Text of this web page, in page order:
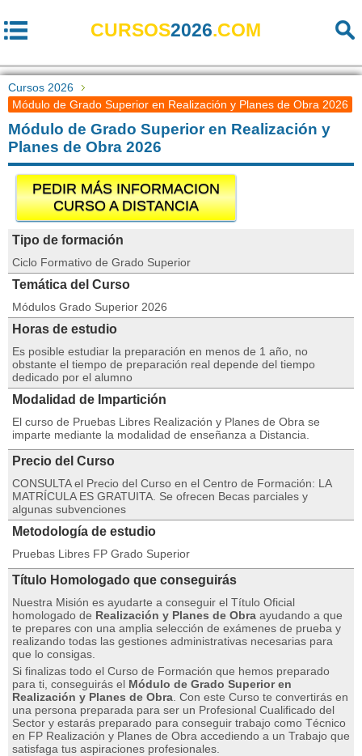
CURSOS2026.COM
Cursos 2026
Módulo de Grado Superior en Realización y Planes de Obra 2026
Módulo de Grado Superior en Realización y
Planes de Obra 2026
PEDIR MÁS INFORMACION
CURSO A DISTANCIA
Tipo de formación
Ciclo Formativo de Grado Superior
Temática del Curso
Módulos Grado Superior 2026
Horas de estudio
Es posible estudiar la preparación en menos de 1 año, no
obstante el tiempo de preparación real depende del tiempo
dedicado por el alumno
Modalidad de Impartición
El curso de Pruebas Libres Realización y Planes de Obra se
imparte mediante la modalidad de enseñanza a Distancia.
Precio del Curso
CONSULTA el Precio del Curso en el Centro de Formación: LA
MATRÍCULA ES GRATUITA. Se ofrecen Becas parciales y
algunas subvenciones
Metodología de estudio
Pruebas Libres FP Grado Superior
Título Homologado que conseguirás
Nuestra Misión es ayudarte a conseguir el Título Oficial
homologado de Realización y Planes de Obra ayudando a que
te prepares con una amplia selección de exámenes de prueba y
realizando todas las gestiones administrativas necesarias para
que lo consigas.
Si finalizas todo el Curso de Formación que hemos preparado
para ti, conseguirás el Módulo de Grado Superior en
Realización y Planes de Obra . Con este Curso te convertirás en
una persona preparada para ser un Profesional Cualificado del
Sector y estarás preparado para conseguir trabajo como Técnico
en FP Realización y Planes de Obra accediendo a un Trabajo que
satisfaga tus aspiraciones profesionales.